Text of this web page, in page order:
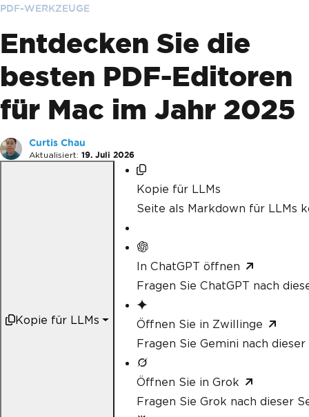
PDF-WERKZEUGE
Entdecken Sie die
besten PDF-Editoren
für Mac im Jahr 2025
Curtis Chau
Aktualisiert: 19. Juli 2026
Kopie für LLMs
Kopie für LLMs
Seite als Markdown für LLMs
In ChatGPT öffnen
Fragen Sie ChatGPT nach
Öffnen Sie in Zwillinge
Fragen Sie Gemini nach
Öffnen Sie in Grok
Fragen Sie Grok nach dieser